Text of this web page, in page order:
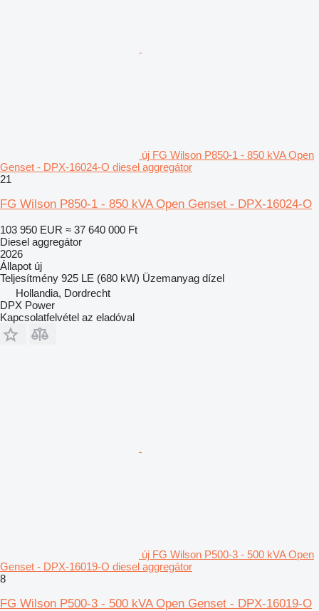
új FG Wilson P850-1 - 850 kVA Open
Genset - DPX-16024-O diesel aggregátor
21
FG Wilson P850-1 - 850 kVA Open Genset - DPX-16024-O
103 950 EUR ≈ 37 640 000 Ft
Diesel aggregátor
2026
Állapot új
Teljesítmény 925 LE (680 kW) Üzemanyag dízel
Hollandia, Dordrecht
DPX Power
Kapcsolatfelvétel az eladóval
új FG Wilson P500-3 - 500 kVA Open
Genset - DPX-16019-O diesel aggregátor
8
FG Wilson P500-3 - 500 kVA Open Genset - DPX-16019-O